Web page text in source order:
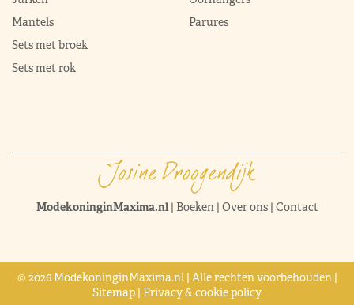
Mantels
Sets met broek
Sets met rok
Parures
ModekoninginMaxima.nl| Boeken| Over ons| Contact
© 2026 ModekoninginMaxima.nl | Alle rechten voorbehouden |
Sitemap | Privacy & cookie policy